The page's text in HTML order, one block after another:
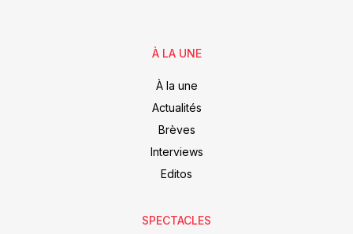
À LA UNE
À la une
Actualités
Brèves
Interviews
Editos
SPECTACLES